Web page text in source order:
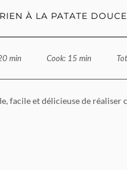
À LA PATATE DOUCE
min Cook: 15 min
facile et délicieuse de réaliser